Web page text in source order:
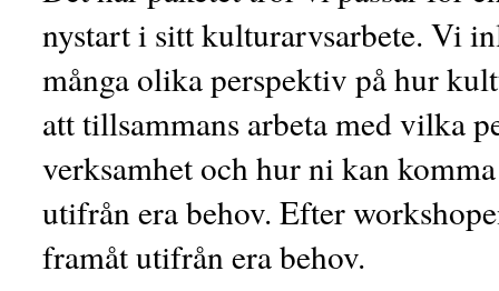
nystart i sitt kulturarvsarbete. Vi
många olika perspektiv på hur
att tillsammans arbeta med vilka
verksamhet och hur ni kan
utifrån era behov. Efter
framåt utifrån era behov.